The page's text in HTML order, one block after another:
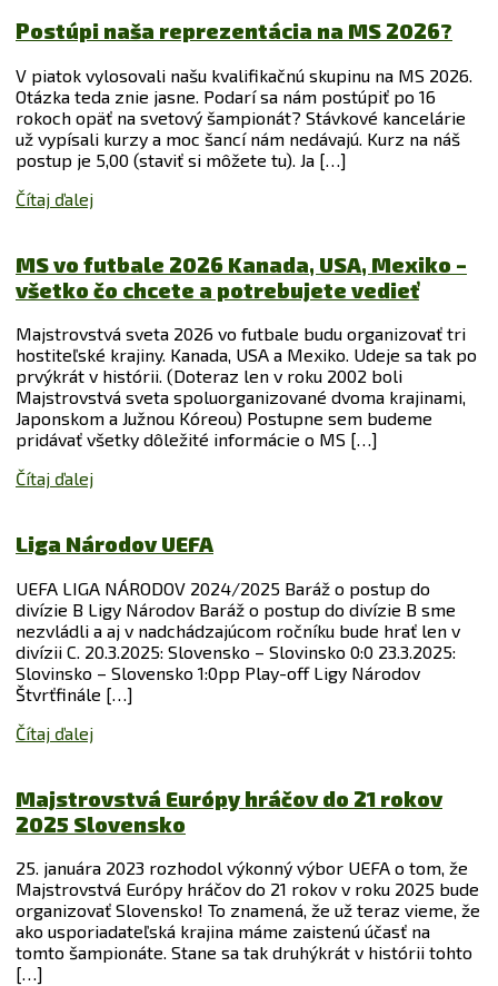
Postúpi naša reprezentácia na MS 2026?
V piatok vylosovali našu kvalifikačnú skupinu na MS 2026.
Otázka teda znie jasne. Podarí sa nám postúpiť po 16
rokoch opäť na svetový šampionát? Stávkové kancelárie
už vypísali kurzy a moc šancí nám nedávajú. Kurz na náš
postup je 5,00 (staviť si môžete tu). Ja […]
Čítaj ďalej
MS vo futbale 2026 Kanada, USA, Mexiko –
všetko čo chcete a potrebujete vedieť
Majstrovstvá sveta 2026 vo futbale budu organizovať tri
hostiteľské krajiny. Kanada, USA a Mexiko. Udeje sa tak po
prvýkrát v histórii. (Doteraz len v roku 2002 boli
Majstrovstvá sveta spoluorganizované dvoma krajinami,
Japonskom a Južnou Kóreou) Postupne sem budeme
pridávať všetky dôležité informácie o MS […]
Čítaj ďalej
Liga Národov UEFA
UEFA LIGA NÁRODOV 2024/2025 Baráž o postup do
divízie B Ligy Národov Baráž o postup do divízie B sme
nezvládli a aj v nadchádzajúcom ročníku bude hrať len v
divízii C. 20.3.2025: Slovensko – Slovinsko 0:0 23.3.2025:
Slovinsko – Slovensko 1:0pp Play-off Ligy Národov
Štvrťfinále […]
Čítaj ďalej
Majstrovstvá Európy hráčov do 21 rokov
2025 Slovensko
25. januára 2023 rozhodol výkonný výbor UEFA o tom, že
Majstrovstvá Európy hráčov do 21 rokov v roku 2025 bude
organizovať Slovensko! To znamená, že už teraz vieme, že
ako usporiadateľská krajina máme zaistenú účasť na
tomto šampionáte. Stane sa tak druhýkrát v histórii tohto
[…]